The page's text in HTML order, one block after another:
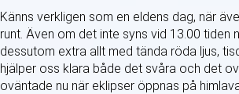
Känns verkligen som en eldens dag, när
runt. Även om det inte syns vid 13.00 tiden
dessutom extra allt med tända röda ljus,
hjälper oss klara både det svåra och det
oväntade nu när eklipser öppnas på